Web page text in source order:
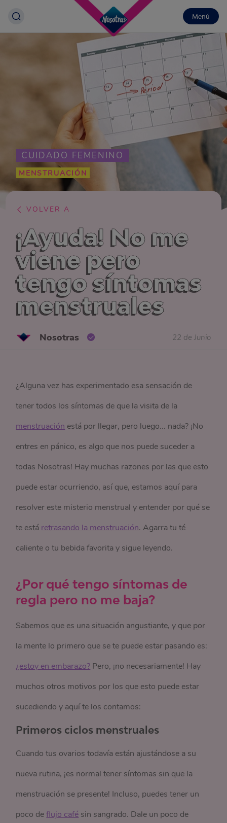
Menú
CUIDADO FEMENINO
MENSTRUACIÓN
VOLVER A
¡Ayuda! No me
viene pero
tengo síntomas
menstruales
Nosotras 22 de Junio
¿Alguna vez has experimentado esa sensación de
tener todos los síntomas de que la visita de la
menstruación está por llegar, pero luego... nada? ¡No
entres en pánico, es algo que nos puede suceder a
todas Nosotras! Hay muchas razones por las que esto
puede estar ocurriendo, así que, estamos aquí para
resolver este misterio menstrual y entender por qué se
te está retrasando la menstruación. Agarra tu té
caliente o tu bebida favorita y sigue leyendo.
¿Por qué tengo síntomas de
regla pero no me baja?
Sabemos que es una situación angustiante, y que por
la mente lo primero que se te puede estar pasando es:
¿estoy en embarazo? Pero, ¡no necesariamente! Hay
muchos otros motivos por los que esto puede estar
sucediendo y aquí te los contamos:
Primeros ciclos menstruales
Cuando tus ovarios todavía están ajustándose a su
nueva rutina, ¡es normal tener síntomas sin que la
menstruación se presente! Incluso, puedes tener un
poco deflujo café sin sangrado. Dale un poco de